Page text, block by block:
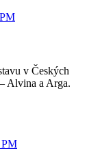
v Českých
Alvina a Arga.
PM